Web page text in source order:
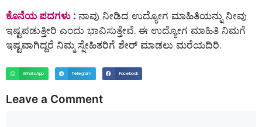
ಕೊನೆಯ ಪದಗಳು : ನಾವು ನೀಡಿದ ಉದ್ಯೋಗ ಮಾಹಿತಿಯನ್ನು ನೀವು
ಇಷ್ಟಪಡುತ್ತೀರಿ ಎಂದು ಭಾವಿಸುತ್ತೇವೆ. ಈ ಉದ್ಯೋಗ ಮಾಹಿತಿ ನಿಮಗೆ
ಇಷ್ಟವಾಗಿದ್ದರೆ ನಿಮ್ಮ ಸ್ನೇಹಿತರಿಗೆ ಶೇರ್ ಮಾಡಲು ಮರೆಯದಿರಿ.
WhatsApp Telegram Facebook
Leave a Comment